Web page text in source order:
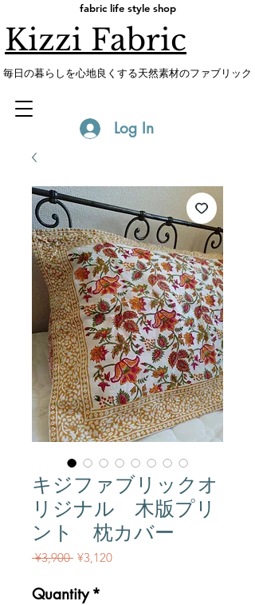
fabric life style shop
Kizzi Fabric
​毎日の暮らしを心地良くする天然素材のファブリック
Log In
キジファブリックオ
リジナル 木版プリ
ント 枕カバー
¥3,900 Regular Price
¥3,120Sale Price
Quantity *